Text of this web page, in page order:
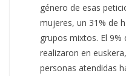
género de esas
mujeres, un 31% de
grupos mixtos. El 9%
realizaron en
personas atendidas